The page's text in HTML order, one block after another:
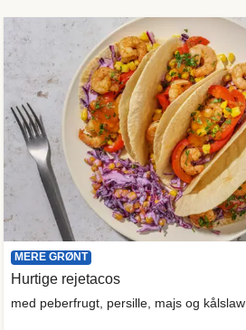
MERE GRØNT
Hurtige rejetacos
med peberfrugt, persille, majs og kålslaw